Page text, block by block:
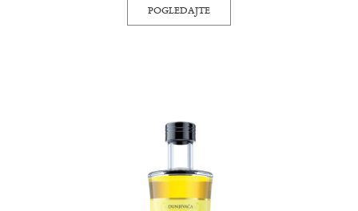
POGLEDAJTE